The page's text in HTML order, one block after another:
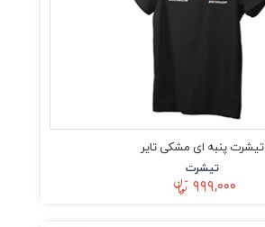
تیشرت پنبه ای مشکی تایر
تیشرت
۹۹۹,۰۰۰